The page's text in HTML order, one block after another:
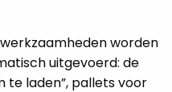
worden
uitgevoerd: de
te laden”, pallets voor